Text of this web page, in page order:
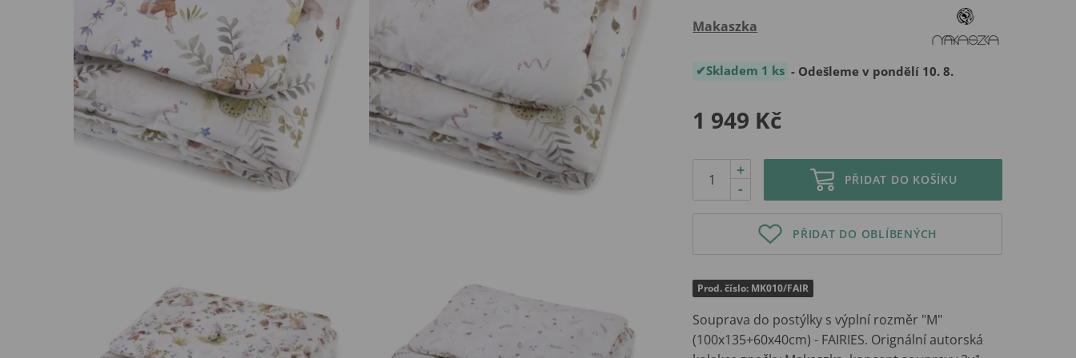
Makaszka
Skladem 1 ks - Odešleme v pondělí 10. 8.
1 949 Kč
-
+
PŘIDAT DO KOŠÍKU
PŘIDAT DO OBLÍBENÝCH
Prod. číslo: MK010/FAIR
Souprava do postýlky s výplní rozměr "M"
(100x135+60x40cm) - FAIRIES. Orignální autorská